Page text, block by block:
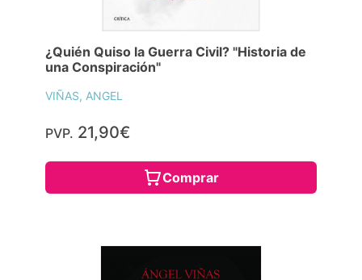
¿Quién Quiso la Guerra Civil? "Historia de
una Conspiración"
VIÑAS, ANGEL
PVP. 21,90€
Comprar